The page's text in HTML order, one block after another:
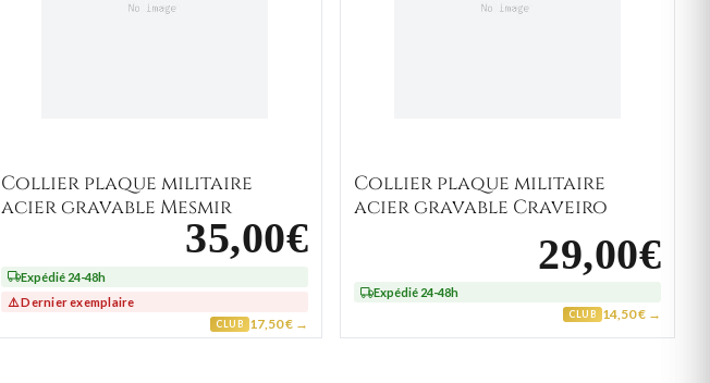
Collier plaque militaire
acier gravable Mesmir
35,00€
Expédié 24-48h
⚠️ Dernier exemplaire
CLUB 17,50 € →
Collier plaque militaire
acier gravable Craveiro
29,00€
Expédié 24-48h
CLUB 14,50 € →